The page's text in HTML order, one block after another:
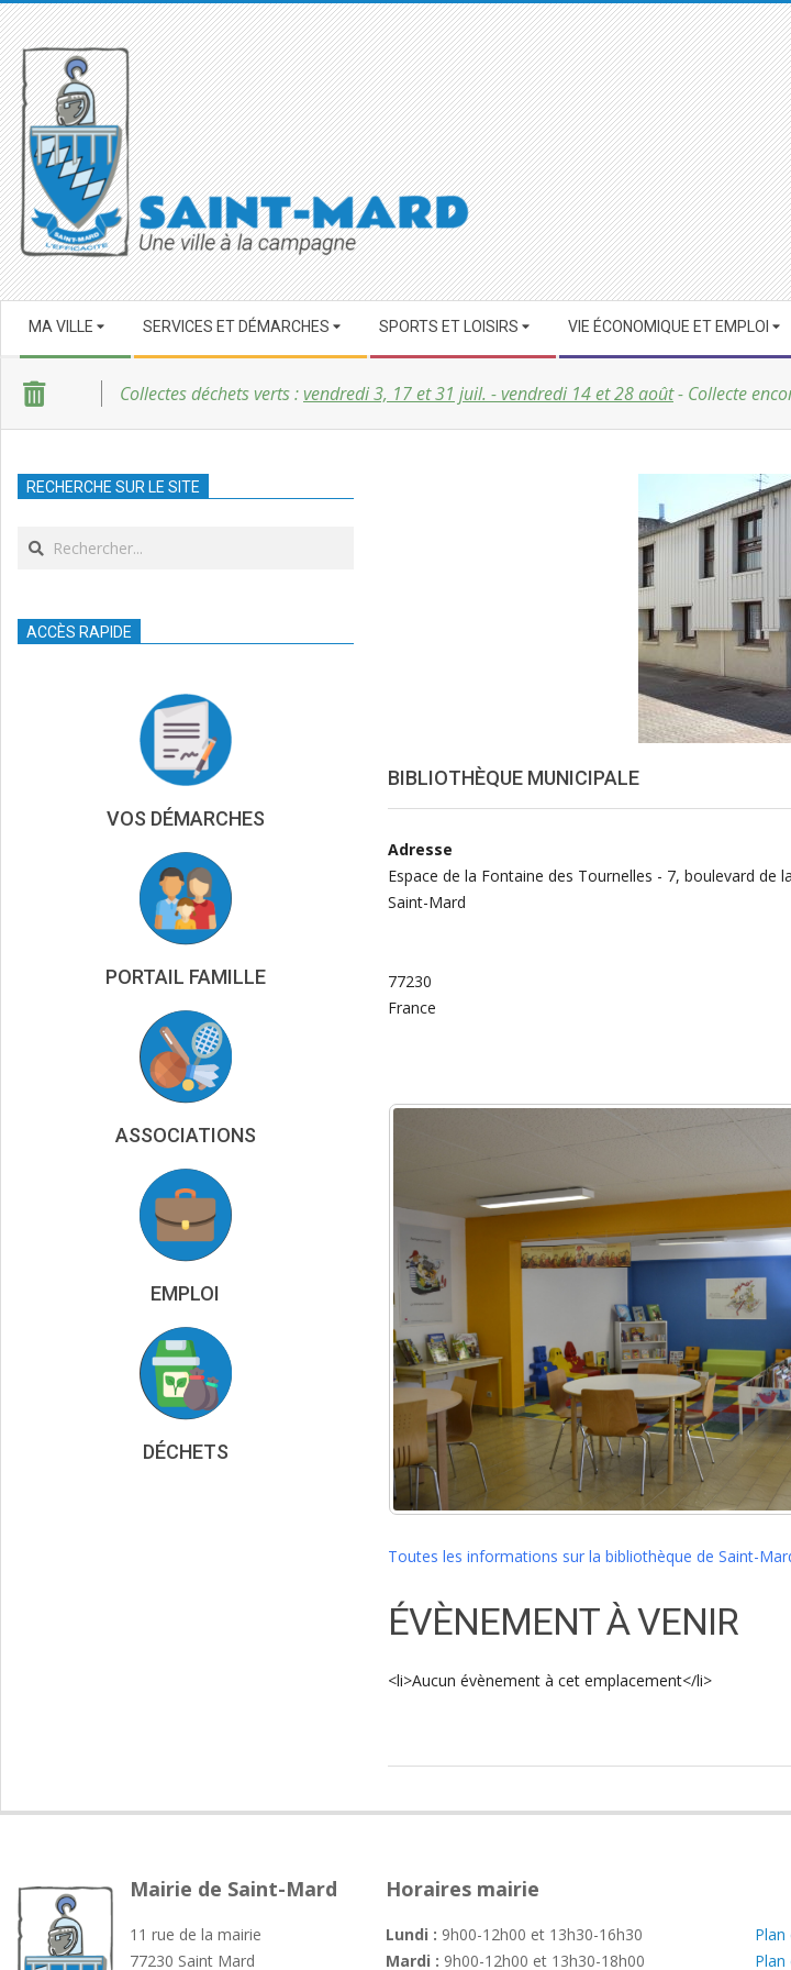
Skip
to
content
SAINT-
MARD
Navigation
Menu
MA VILLE SERVICES ET DÉMARCHES SPORTS ET LOISIRS VIE ÉCONOMIQUE ET EMPLOI
Collectes déchets verts :vendredi 3, 17 et 31 juil. - vendredi 14 et 28 août- Collecte
BIBLIOTHÈQUE MUNICIPALE
Adresse
Espace de la Fontaine des Tournelles - 7, boulevard de
Saint-Mard
77230
France
Toutes les informations sur la bibliothèque de Saint-
ÉVÈNEMENT À VENIR
<li>Aucun évènement à cet emplacement</li>
RECHERCHE SUR LE SITE
Search
ACCÈS RAPIDE
VOS DÉMARCHES
PORTAIL FAMILLE
ASSOCIATIONS
EMPLOI
DÉCHETS
Mairie de Saint-Mard
11 rue de la mairie
77230 Saint Mard
Horaires mairie
Lundi : 9h00-12h00 et 13h30-16h30
Mardi : 9h00-12h00 et 13h30-18h00
Plan